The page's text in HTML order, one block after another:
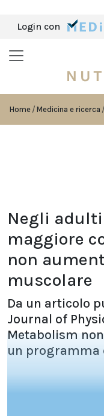
Login con
Home Medicina e ricerca
Negli
maggiore
non
muscolare
Da un articolo
Journal of
Metabolism
un programma